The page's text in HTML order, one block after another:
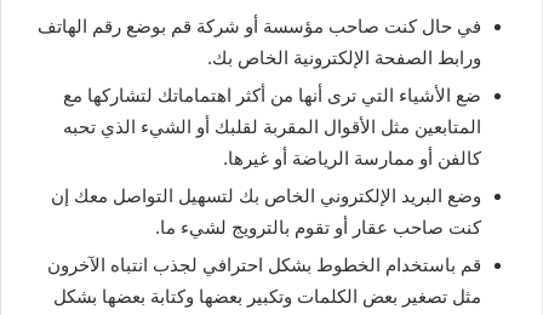
في حال كنت صاحب مؤسسة أو شركة قم بوضع رقم الهاتف
ورابط الصفحة الإلكترونية الخاص بك.
ضع الأشياء التي ترى أنها من أكثر اهتماماتك لتشاركها مع
المتابعين مثل الأقوال المقربة لقلبك أو الشيء الذي تحبه
كالفن أو ممارسة الرياضة أو غيرها.
وضع البريد الإلكتروني الخاص بك لتسهيل التواصل معك إن
كنت صاحب عقار أو تقوم بالترويج لشيء ما.
قم باستخدام الخطوط بشكل احترافي لجذب انتباه الآخرون
مثل تصغير بعض الكلمات وتكبير بعضها وكتابة بعضها بشكل